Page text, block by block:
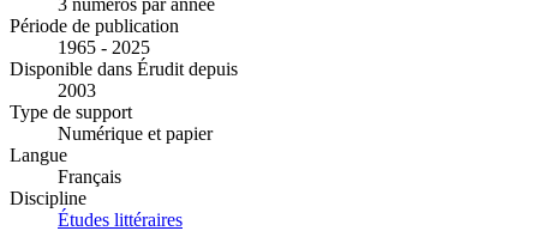
Période de publication
1965 - 2025
Disponible dans Érudit depuis
2003
Type de support
Numérique et papier
Langue
Français
Discipline
Études littéraires